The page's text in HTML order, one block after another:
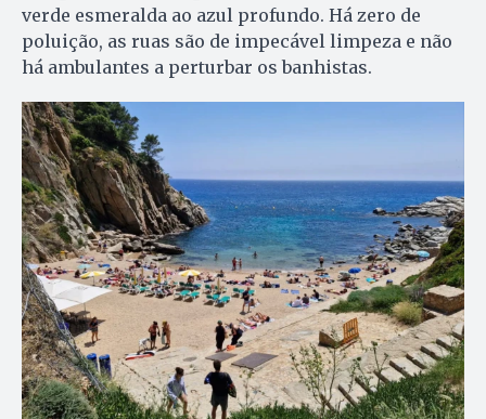
verde esmeralda ao azul profundo. Há zero de
poluição, as ruas são de impecável limpeza e não
há ambulantes a perturbar os banhistas.